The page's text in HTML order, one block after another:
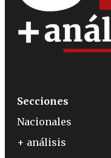
Secciones
Nacionales
+ análisis